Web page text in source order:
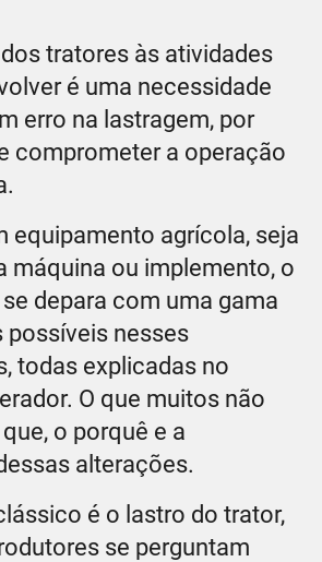
tratores às atividades
é uma necessidade
erro na lastragem, por
comprometer a operação
equipamento agrícola, seja
máquina ou implemento, o
depara com uma gama
possíveis nesses
todas explicadas no
O que muitos não
o porquê e a
alterações.
é o lastro do trator,
se perguntam